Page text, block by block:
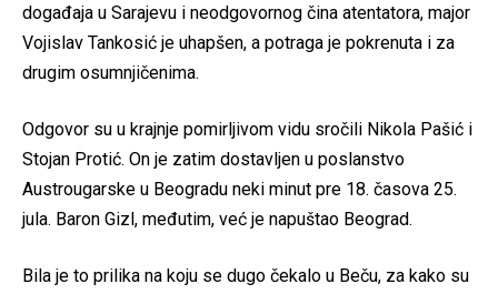
događaja u Sarajevu i neodgovornog čina atentatora, major
Vojislav Tankosić je uhapšen, a potraga je pokrenuta i za
drugim osumnjičenima.
Odgovor su u krajnje pomirljivom vidu sročili Nikola Pašić i
Stojan Protić. On je zatim dostavljen u poslanstvo
Austrougarske u Beogradu neki minut pre 18. časova 25.
jula. Baron Gizl, međutim, već je napuštao Beograd.
Bila je to prilika na koju se dugo čekalo u Beču, za kako su